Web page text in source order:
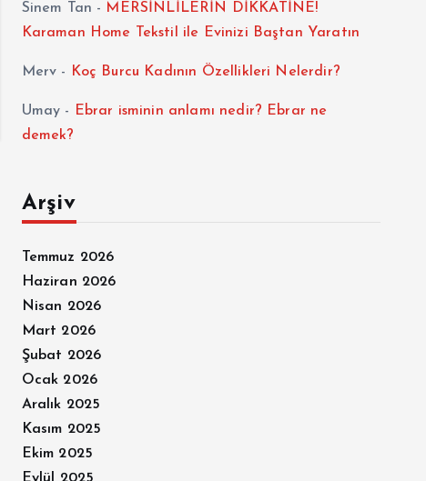
Sinem Tan - MERSİNLİLERİN DİKKATİNE!
Karaman Home Tekstil ile Evinizi Baştan Yaratın
Merv - Koç Burcu Kadının Özellikleri Nelerdir?
Umay -
Ebrar isminin anlamı nedir? Ebrar ne
demek?
Arşiv
Temmuz 2026
Haziran 2026
Nisan 2026
Mart 2026
Şubat 2026
Ocak 2026
Aralık 2025
Kasım 2025
Ekim 2025